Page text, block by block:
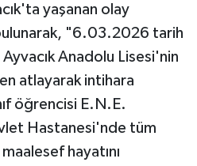
yaşanan olay
"6.03.2026 tarih
Anadolu Lisesi'nin
atlayarak intihara
öğrencisi E.N.E.
Hastanesi'nde tüm
hayatını